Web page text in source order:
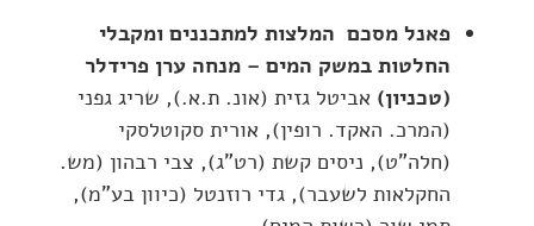
פאנל מסכם המלצות למתכננים ומקבלי
החלטות במשק המים – מנחה ערן פרידלר
(טכניון) אביטל גזית (אונ. ת.א.), שריג גפני
(המרכ. האקד. רופין), אורית סקוטלסקי
(חלה"ט), ניסים קשת (רט"ג), צבי רבהון (מש.
החקלאות לשעבר), גדי רוזנטל (כיוון בע"מ),